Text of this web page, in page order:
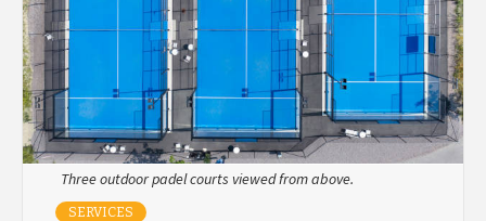
Three outdoor padel courts viewed from above.
SERVICES